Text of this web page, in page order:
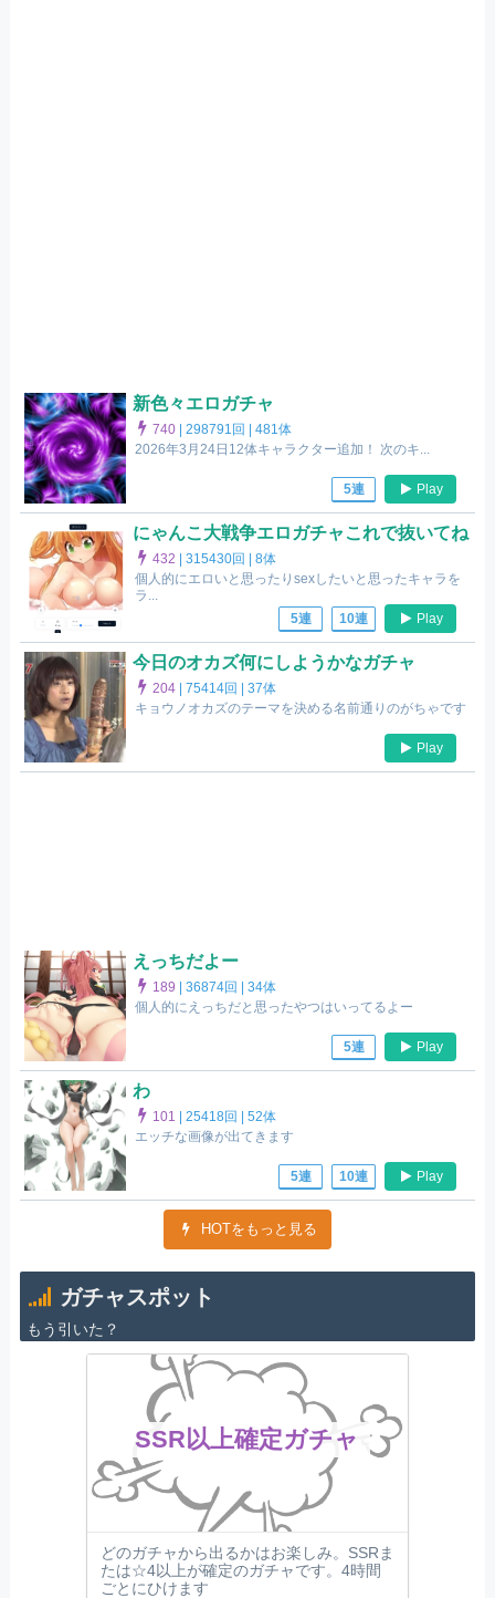
新色々エロガチャ
740 |298791回 |481体
2026年3月24日12体キャラクター追加！ 次のキ...
5連 Play
にゃんこ大戦争エロガチャこれで抜いてね
432 |315430回 |8体
個人的にエロいと思ったりsexしたいと思ったキャラを
ラ...
5連
10連 Play
今日のオカズ何にしようかなガチャ
204 |75414回 |37体
キョウノオカズのテーマを決める名前通りのがちゃです
Play
えっちだよー
189 |36874回 |34体
個人的にえっちだと思ったやつはいってるよー
5連 Play
わ
101 |25418回 |52体
エッチな画像が出てきます
5連 10連 Play
HOTをもっと見る
ガチャスポット
もう引いた？
SSR以上確定ガチャ
どのガチャから出るかはお楽しみ。SSRま
たは☆4以上が確定のガチャです。4時間
ごとにひけます